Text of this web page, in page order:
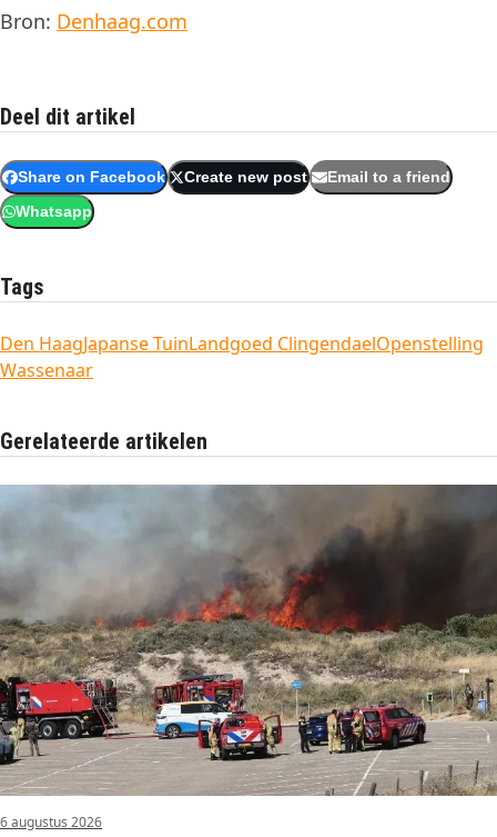
Bron: Denhaag.com
Deel dit artikel
Share on Facebook Create new post Email to a friend
Whatsapp
Tags
Den HaagJapanse TuinLandgoed ClingendaelOpenstelling
Wassenaar
Gerelateerde artikelen
6 augustus 2026